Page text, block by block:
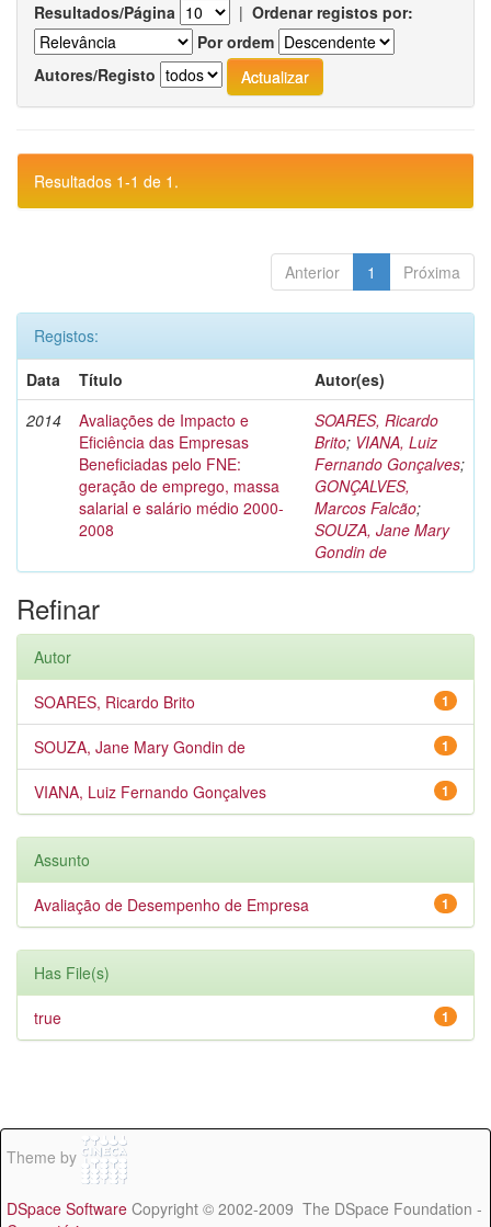
Resultados/Página | Ordenar registos por:
Por ordem
Autores/Registo
Resultados 1-1 de 1.
Anterior 1 Próxima
Registos:
Data
Título
Autor(es)
2014
Avaliações de Impacto e
Eficiência das Empresas
Beneficiadas pelo FNE:
geração de emprego, massa
salarial e salário médio 2000-
2008
SOARES, Ricardo
Brito; VIANA, Luiz
Fernando Gonçalves;
GONÇALVES,
Marcos Falcão;
SOUZA, Jane Mary
Gondin de
Refinar
Autor
1
SOARES, Ricardo Brito
1
SOUZA, Jane Mary Gondin de
1
VIANA, Luiz Fernando Gonçalves
Assunto
1
Avaliação de Desempenho de Empresa
Has File(s)
1
true
Theme by
DSpace Software Copyright © 2002-2009 The DSpace Foundation -